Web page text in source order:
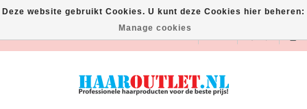
EUR
Deze website gebruikt Cookies. U kunt deze Cookies hier beheren:
Manage cookies